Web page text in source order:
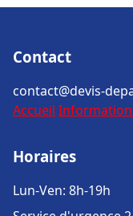
Contact
contact@devis-
Accueil
Horaires
Lun-Ven: 8h-19h